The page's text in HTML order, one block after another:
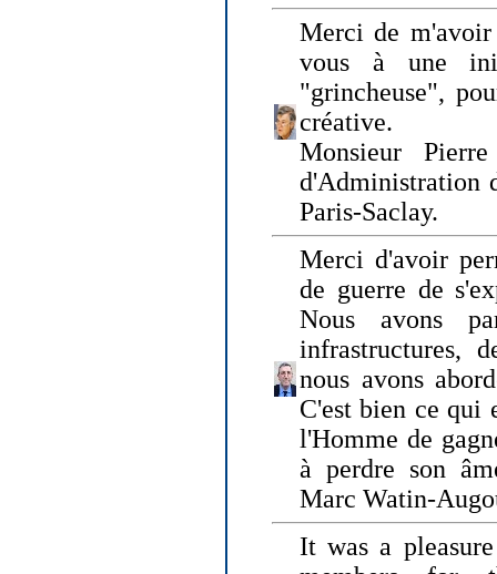
Merci de
vous à une
"grincheuse",
créative.
Monsieur
d'Administration
Paris-Saclay.
Merci d'avoir
de guerre de
Nous avons
infrastructures,
nous avons
C'est bien ce qui
l'Homme de
à perdre son
Marc Watin-
It was a